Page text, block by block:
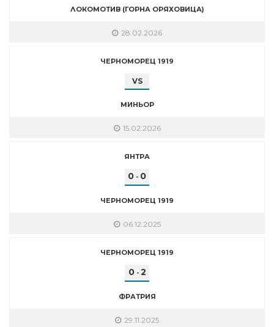
ЛОКОМОТИВ (ГОРНА ОРЯХОВИЦА)
28.02.2026
ЧЕРНОМОРЕЦ 1919
VS
МИНЬОР
15.02.2026
ЯНТРА
0 - 0
ЧЕРНОМОРЕЦ 1919
06.12.2025
ЧЕРНОМОРЕЦ 1919
0- 2
ФРАТРИЯ
29.11.2025